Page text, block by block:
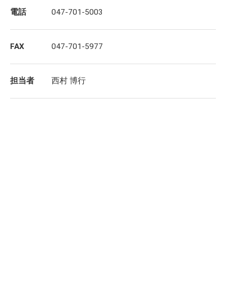
電話 047-701-5003
FAX 047-701-5977
担当者 西村 博行